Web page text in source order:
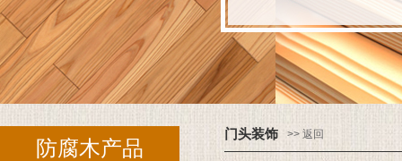
防腐木产品
门头装饰 >> 返回